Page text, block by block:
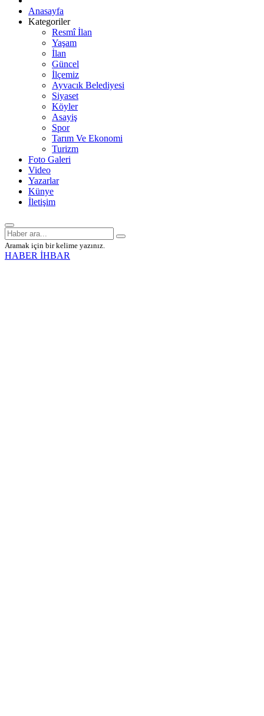
Anasayfa
Kategoriler
Resmî İlan
Yaşam
İlan
Güncel
İlçemiz
Ayvacık Belediyesi
Siyaset
Köyler
Asayiş
Spor
Tarım Ve Ekonomi
Turizm
Foto Galeri
Video
Yazarlar
Künye
İletişim
Aramak için bir kelime yazınız.
HABER İHBAR